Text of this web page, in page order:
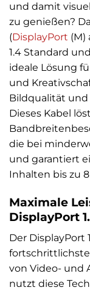
und damit
zu genießen?
(DisplayPort (M)
1.4 Standard
ideale Lösung
und
Bildqualität
Dieses Kabel
die bei
und garantiert
Inhalten bis zu
Maximale
DisplayPort
Der DisplayPort
von Video- und
nutzt diese